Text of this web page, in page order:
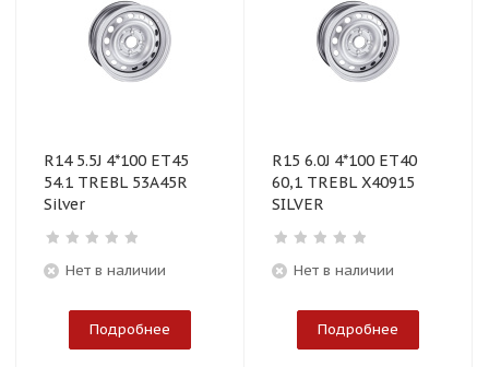
R14 5.5J 4*100 ET45
54.1 TREBL 53А45R
Silver
Нет в наличии
Подробнее
R15 6.0J 4*100 ET40
60,1 TREBL X40915
SILVER
Нет в наличии
Подробнее